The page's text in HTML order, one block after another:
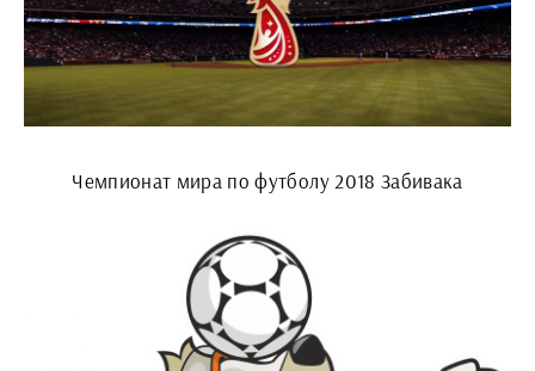
Чемпионат мира по футболу 2018 Забивака